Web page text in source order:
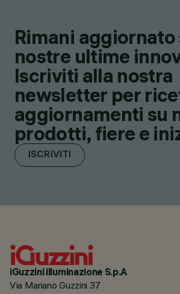
Rimani aggiornato
nostre ultime
Iscriviti alla nostra
newsletter per
aggiornamenti su
prodotti, fiere e
ISCRIVITI
iGuzzini illuminazione S.p.A
Via Mariano Guzzini 37